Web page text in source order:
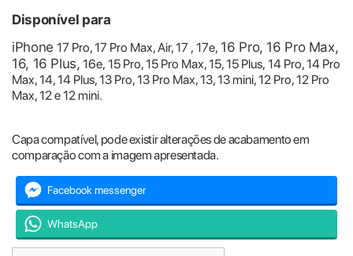
Disponível para
iPhone17 Pro, 17 Pro Max, Air, 17 ,17e, 16 Pro, 16 Pro Max,
16, 16 Plus, 16e, 15 Pro, 15 Pro Max, 15, 15 Plus, 14 Pro, 14 Pro
Max, 14, 14 Plus, 13 Pro, 13 Pro Max, 13, 13 mini, 12 Pro, 12 Pro
Max, 12 e 12 mini.
Capa compatível, pode existir alterações de acabamento em
comparação com a imagem apresentada.
Facebook messenger
WhatsApp